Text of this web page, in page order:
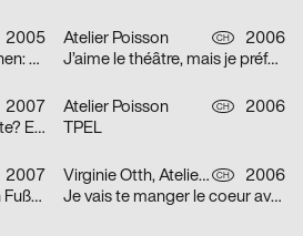
2005
Der Zauber des Alltäglichen: Punk / Unplugged / E-Mail / Tattoo
Atelier Poisson CH
2006
J’aime le théâtre, mais je préfère la télévision
2007
Doch – Leben mit Tourette? Erst recht!
Atelier Poisson CH
2006
TPEL
2007
Turnier für angewandten Fußball 5
Virginie Otth, Atelier Poisson CH
2006
Je vais te manger le coeur avec mes petites dents